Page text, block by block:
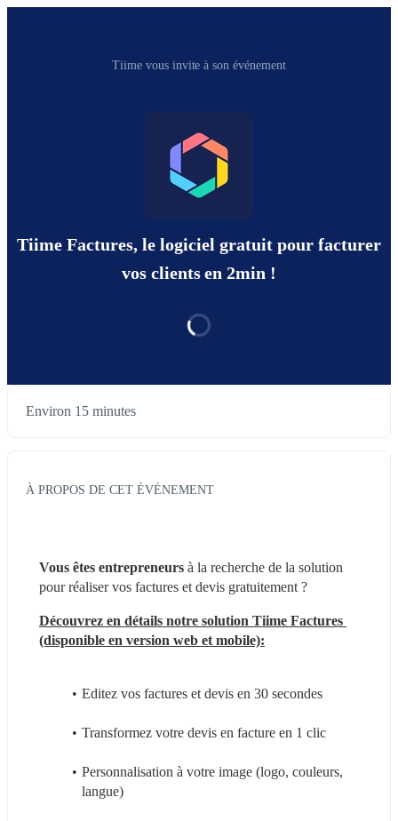
Tiime vous invite à son événement
Tiime Factures, le logiciel gratuit pour facturer
vos clients en 2min !
Environ 15 minutes
À PROPOS DE CET ÉVÉNEMENT
Vous êtes entrepreneurs à la recherche de la solution
pour réaliser vos factures et devis gratuitement ?
Découvrez en détails notre solution Tiime Factures
(disponible en version web et mobile):
Editez vos factures et devis en 30 secondes
Transformez votre devis en facture en 1 clic
Personnalisation à votre image (logo, couleurs,
langue)